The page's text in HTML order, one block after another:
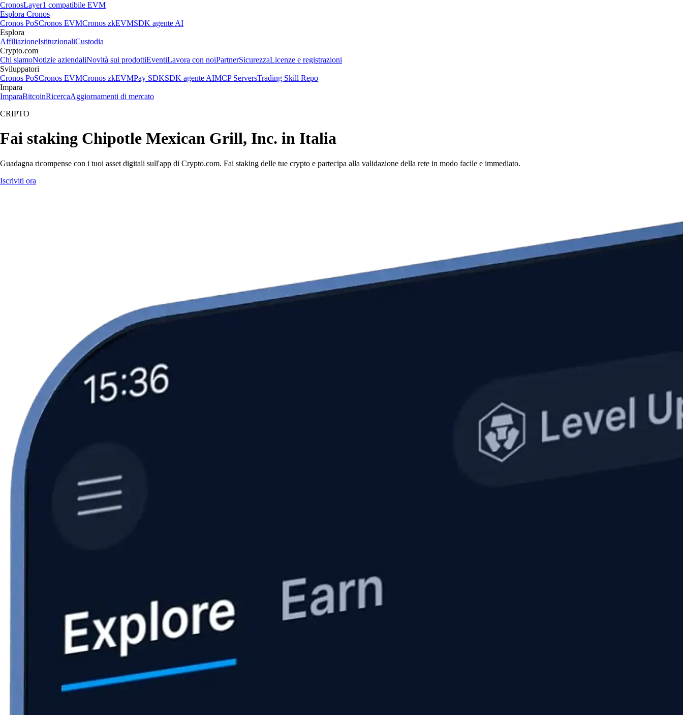
CronosLayer1 compatibile EVM
Esplora Cronos
Cronos PoSCronos EVMCronos zkEVMSDK agente AI
Esplora
AffiliazioneIstituzionaliCustodia
Crypto.com
Chi siamoNotizie aziendaliNovità sui prodottiEventiLavora con noiPartnerSicurezzaLicenze e registrazioni
Sviluppatori
Cronos PoSCronos EVMCronos zkEVMPay SDKSDK agente AIMCP ServersTrading Skill Repo
Impara
ImparaBitcoinRicercaAggiornamenti di mercato
CRIPTO
Fai staking Chipotle Mexican Grill, Inc. in Italia
Guadagna ricompense con i tuoi asset digitali sull'app di Crypto.com. Fai staking delle tue crypto e partecipa alla validazione della rete in modo facile e immediato.
Iscriviti ora